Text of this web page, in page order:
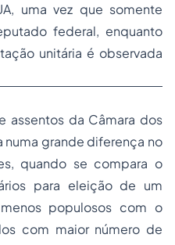
uma vez que somente
federal, enquanto
unitária é observada
assentos da Câmara dos
numa grande diferença no
quando se compara o
para eleição de um
populosos com o
com maior número de